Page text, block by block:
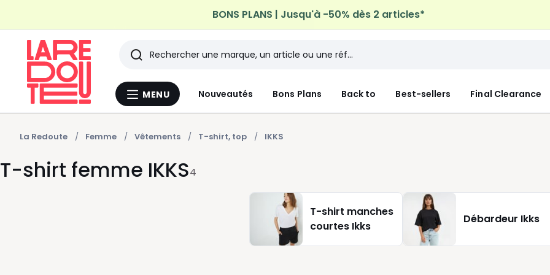
Profitez de la livraison à domicile offerte*sur tous vos achats Mode & Maison
Menu
MENU Nouveautés Bons Plans Back to Best-sellers Final Clearance
Rechercher
Les
derniers
articles
consultés
La Redoute Femme Vêtements T-shirt, top IKKS
T-shirt femme IKKS4
T-shirt manches
courtes Ikks
Débardeur Ikks